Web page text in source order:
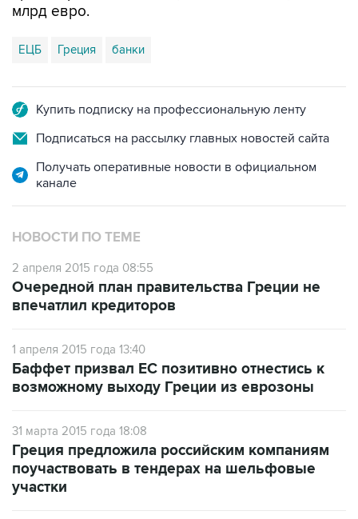
ЕЦБ Греция
Подписаться на рассылку главных новостей сайта
Получать оперативные новости в официальном
НОВОСТИ ПО ТЕМЕ
2 апреля 2015 года 08:55
впечатлил кредиторов
1 апреля 2015 года 13:40
возможному выходу Греции из еврозоны
31 марта 2015 года 18:08
поучаствовать в тендерах на шельфовые
участки
30 марта 2015 года 17:29